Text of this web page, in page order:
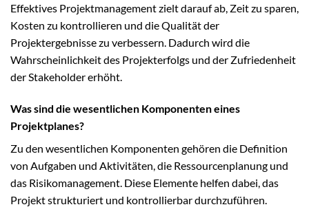
Effektives Projektmanagement zielt darauf ab, Zeit zu sparen,
Kosten zu kontrollieren und die Qualität der
Projektergebnisse zu verbessern. Dadurch wird die
Wahrscheinlichkeit des Projekterfolgs und der Zufriedenheit
der Stakeholder erhöht.
Was sind die wesentlichen Komponenten eines
Projektplanes?
Zu den wesentlichen Komponenten gehören die Definition
von Aufgaben und Aktivitäten, die Ressourcenplanung und
das Risikomanagement. Diese Elemente helfen dabei, das
Projekt strukturiert und kontrollierbar durchzuführen.